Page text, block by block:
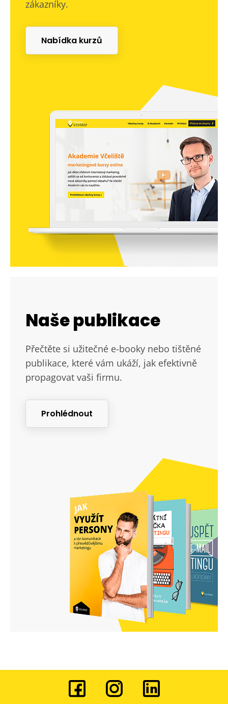
zákazníky.
Nabídka kurzů
Naše publikace
Přečtěte si užitečné e-booky nebo tištěné
publikace, které vám ukáží, jak efektivně
propagovat vaši firmu.
Prohlédnout